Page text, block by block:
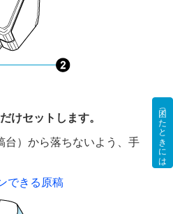
けセットします。
台）から落ちないよう、手
できる原稿
困ったときには